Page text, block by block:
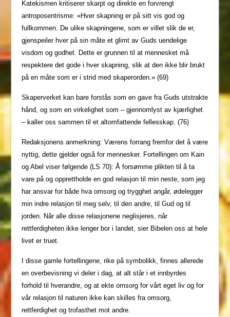
Katekismen kritiserer skarpt og direkte en forvrengt
antroposentrisme: «Hver skapning er på sitt vis god og
fullkommen. De ulike skapningene, som er villet slik de er,
gjenspeiler hver på sin måte et glimt av Guds uendelige
visdom og godhet. Dette er grunnen til at mennesket må
respektere det gode i hver skapning, slik at den ikke blir brukt
på en måte som er i strid med skaperorden.» (69)
Skaperverket kan bare forstås som en gave fra Guds utstrakte
hånd, og som en virkelighet som – gjennomlyst av kjærlighet
– kaller oss sammen til et altomfattende fellesskap. (76)
Redaksjonens anmerkning: Værens forrang fremfor det å være
nyttig, dette gjelder også for mennesker. Fortellingen om Kain
og Abel viser følgende (LS 70): Å forsømme plikten til å ta
vare på og opprettholde en god relasjon til min neste, som jeg
har ansvar for både hva omsorg og trygghet angår, ødelegger
min indre relasjon til meg selv, til den andre, til Gud og til
jorden. Når alle disse relasjonene neglisjeres, når
rettferdigheten ikke lenger bor i landet, sier Bibelen oss at hele
livet er truet.
I disse gamle fortellingene, rike på symbolikk, finnes allerede
en overbevisning vi deler i dag, at alt står i et innbyrdes
forhold til hverandre, og at ekte omsorg for vårt eget liv og for
vår relasjon til naturen ikke kan skilles fra omsorg,
rettferdighet og trofasthet mot andre.